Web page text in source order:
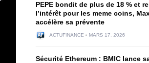
PEPE bondit de plus de 18 % et
l’intérêt pour les meme coins,
accélère sa prévente
ACTUFINANCE MARS 17, 2026
Sécurité Ethereum : BMIC lance